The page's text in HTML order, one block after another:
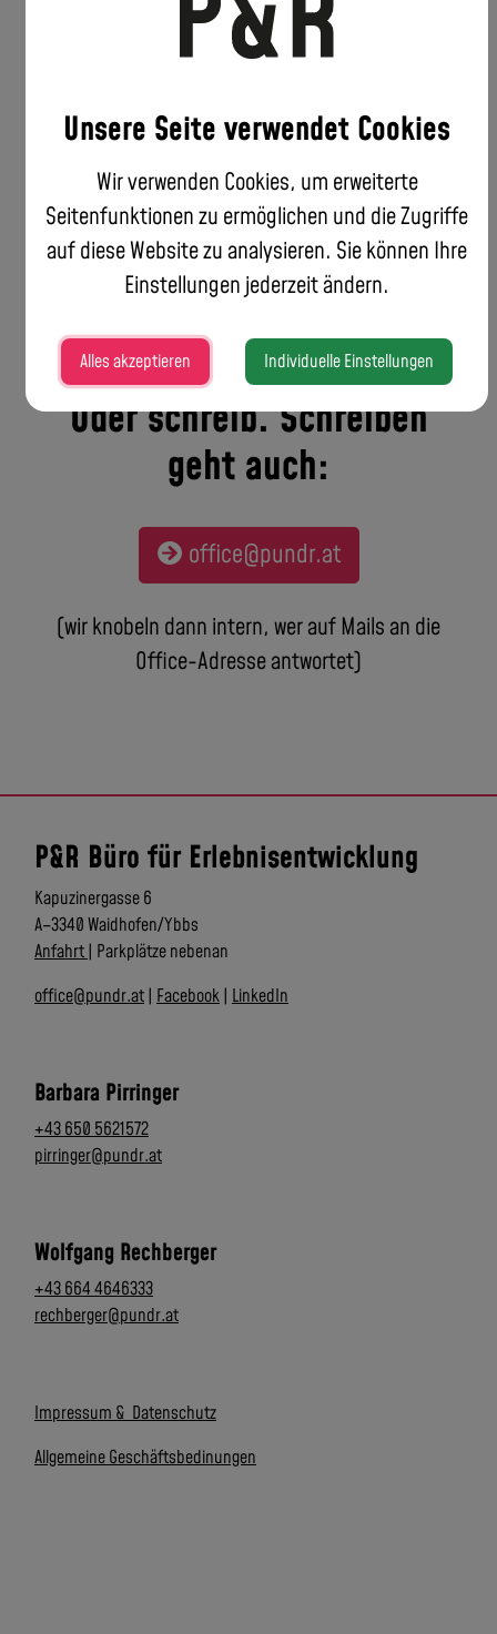
Du hast was zu sagen?
Ruf uns an!
+43 650 5621572
Oder schreib. Schreiben
geht auch:
office@pundr.at
(wir knobeln dann intern, wer auf Mails an die
Office-Adresse antwortet)
P&R Büro für Erlebnisentwicklung
Kapuzinergasse 6
A–3340 Waidhofen/Ybbs
Anfahrt | Parkplätze nebenan
office@pundr.at | Facebook | LinkedIn
Barbara Pirringer
+43 650 5621572
pirringer@pundr.at
Wolfgang Rechberger
+43 664 4646333
rechberger@pundr.at
Impressum & Datenschutz
Allgemeine Geschäftsbedinungen
Unsere Seite verwendet Cookies
Wir verwenden Cookies, um erweiterte
Seitenfunktionen zu ermöglichen und die Zugriffe
auf diese Website zu analysieren. Sie können Ihre
Einstellungen jederzeit ändern.
Alles akzeptieren Individuelle Einstellungen